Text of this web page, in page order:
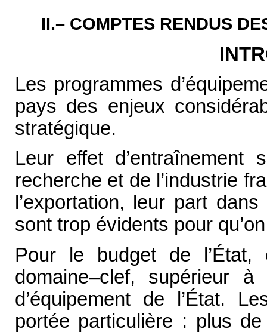
II.– COMPTES RENDUS
Les programmes
pays des enjeux
stratégique.
Leur effet
recherche et de l’industrie
l’exportation, leur part
sont trop évidents pour
Pour le budget de l’État,
domaine–clef, supérieur
d’équipement de l’État.
portée particulière : plus